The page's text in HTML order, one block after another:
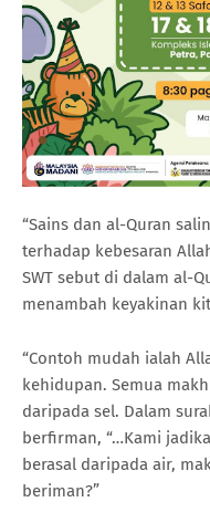
“Sains dan al-Quran
terhadap kebesaran
SWT sebut di dalam al-
menambah keyakinan
“Contoh mudah ialah
kehidupan. Semua
daripada sel. Dalam
berfirman, “…Kami
berasal daripada air,
beriman?”